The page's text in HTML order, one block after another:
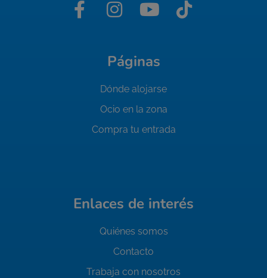
Páginas
Dónde alojarse
Ocio en la zona
Compra tu entrada
Enlaces de interés
Quiénes somos
Contacto
Trabaja con nosotros